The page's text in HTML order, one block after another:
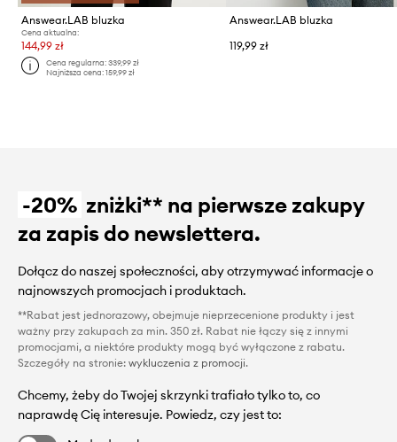
Answear.LAB bluzka
Cena aktualna:
144,99 zł
Cena regularna:339,99 zł
Najniższa cena:159,99 zł
Answear.LAB bluzka
119,99 zł
-20% zniżki** na pierwsze zakupy
za zapis do newslettera.
Dołącz do naszej społeczności, aby otrzymywać informacje o
najnowszych promocjach i produktach.
**Rabat jest jednorazowy, obejmuje nieprzecenione produkty i jest
ważny przy zakupach za min. 350 zł. Rabat nie łączy się z innymi
promocjami, a niektóre produkty mogą być wyłączone z rabatu.
Szczegóły na stronie: wykluczenia z promocji.
Chcemy, żeby do Twojej skrzynki trafiało tylko to, co
naprawdę Cię interesuje. Powiedz, czy jest to: